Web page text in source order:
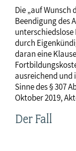
Die „auf Wunsch
Beendigung des
durch
daran eine
ausreichend und
Sinne des § 307
Oktober 2019,
Der Fall